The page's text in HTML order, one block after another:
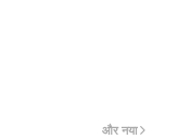
और नया